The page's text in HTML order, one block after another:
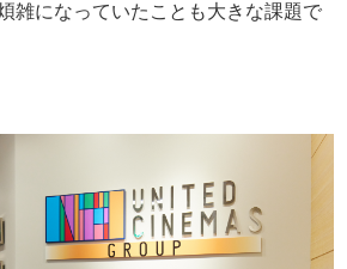
雑になっていたことも大きな課題で